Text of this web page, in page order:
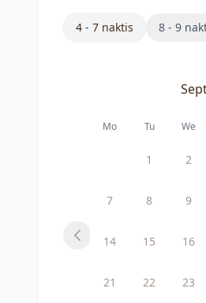
4 - 7 naktis 8 - 9
Previous
Mo Tu We
1 2
7 8 9
14 15 16
21 22 23